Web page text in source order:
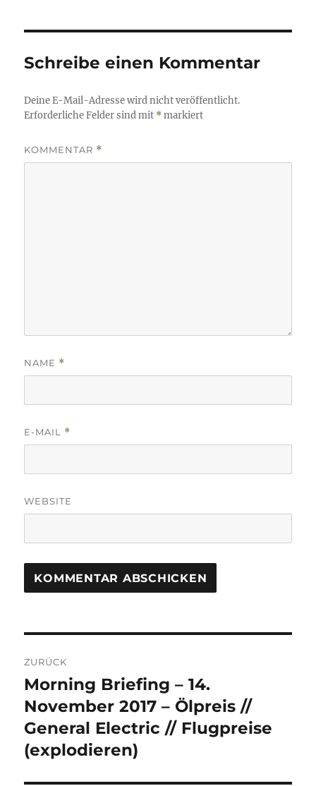
Schreibe einen Kommentar
Deine E-Mail-Adresse wird nicht veröffentlicht.
Erforderliche Felder sind mit *markiert
KOMMENTAR *
NAME *
E-MAIL *
WEBSITE
Navigation
ZURÜCK
Vorheriger
Beitrag:
Morning Briefing – 14.
November 2017 – Ölpreis //
General Electric // Flugpreise
(explodieren)